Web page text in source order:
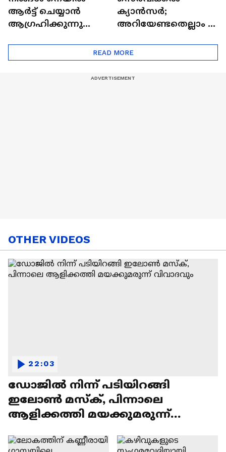
ആർട്ട് ചെയ്യാൻ
ആഗ്രഹിക്കുന്നുണ്ടോ
ട്രെൻഡിനെക്കുറിച്ച് |
Nail Art | Trends Cafe
ക്യാൻസർ;
അറിയേണ്ടതെല്ലാം |
Cancer
READ MORE
OTHER VIDEOS
ഡോജിൽ നിന്ന് പടിയിറങ്ങി
ഇലോൺ മസ്ക്, പിന്നാലെ
ആളിക്കത്തി മയക്കുമരുന്ന്
22:03